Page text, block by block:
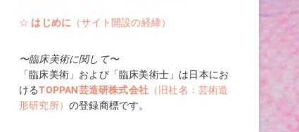
☆ はじめに （サイト開設の経緯）
〜臨床美術に関して〜
「臨床美術」および「臨床美術士」は日本にお
けるTOPPAN芸造研株式会社 （旧社名：芸術造
形研究所） の登録商標です。